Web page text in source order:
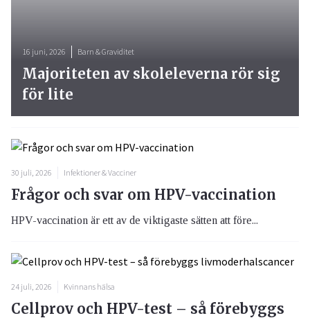
30 juli, 2026 Infektioner & Vacciner
Frågor och svar om HPV-vaccination
HPV-vaccination är ett av de viktigaste sätten att före...
24 juli, 2026 Kvinnans hälsa
Cellprov och HPV-test – så förebyggs
16 juni, 2026 Barn & Graviditet
Majoriteten av skoleleverna rör sig
för lite